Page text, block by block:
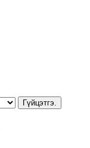
Гүйцэтгэ.